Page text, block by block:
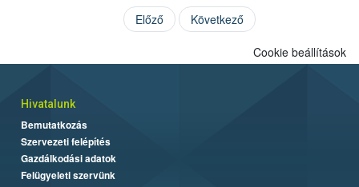
Előző Következő
Cookie beállítások
Hivatalunk
Bemutatkozás
Szervezeti felépítés
Gazdálkodási adatok
Felügyeleti szervünk